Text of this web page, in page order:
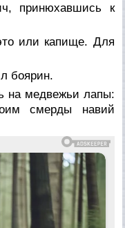
принюхавшись к
или капище. Для
боярин.
медвежьи лапы:
смерды навий